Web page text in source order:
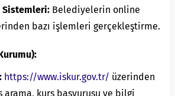
Sistemleri: Belediyelerin online
bazı işlemleri gerçekleştirme.
https://www.iskur.gov.tr/ üzerinden
arama, kurs başvurusu ve bilgi